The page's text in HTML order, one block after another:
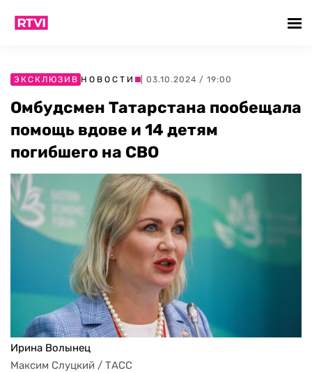
ЭКСКЛЮЗИВ НОВОСТИ | 03.10.2024 / 19:00
Омбудсмен Татарстана пообещала
помощь вдове и 14 детям
погибшего на СВО
Ирина Волынец
Максим Слуцкий / ТАСС